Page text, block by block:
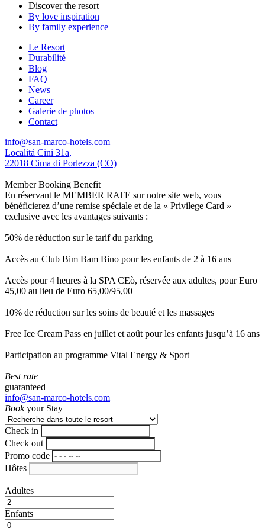
Discover the resort
By love inspiration
By family experience
Le Resort
Durabilité
Blog
FAQ
News
Career
Galerie de photos
Contact
info@san-marco-hotels.com
Localitá Cini 31a,
22018 Cima di Porlezza (CO)
Member Booking Benefit
En réservant le MEMBER RATE sur notre site web, vous
bénéficierez d’une remise spéciale et de la « Privilege Card »
exclusive avec les avantages suivants :
50% de réduction sur le tarif du parking
Accès au Club Bim Bam Bino pour les enfants de 2 à 16 ans
Accès pour 4 heures à la SPA CEò, réservée aux adultes, pour Euro
45,00 au lieu de Euro 65,00/95,00
10% de réduction sur les soins de beauté et les massages
Free Ice Cream Pass en juillet et août pour les enfants jusqu’à 16 ans
Participation au programme Vital Energy & Sport
Best rate
guaranteed
info@san-marco-hotels.com
Bookyour Stay
Check in
Check out
Promo code
Hôtes
Adultes
Enfants